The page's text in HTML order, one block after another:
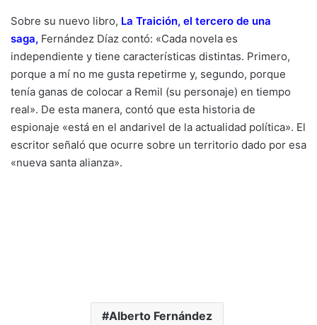
Sobre su nuevo libro, La Traición, el tercero de una
saga, Fernández Díaz contó: «Cada novela es
independiente y tiene características distintas. Primero,
porque a mí no me gusta repetirme y, segundo, porque
tenía ganas de colocar a Remil (su personaje) en tiempo
real». De esta manera, contó que esta historia de
espionaje «está en el andarivel de la actualidad política». El
escritor señaló que ocurre sobre un territorio dado por esa
«nueva santa alianza».
Alberto Fernández